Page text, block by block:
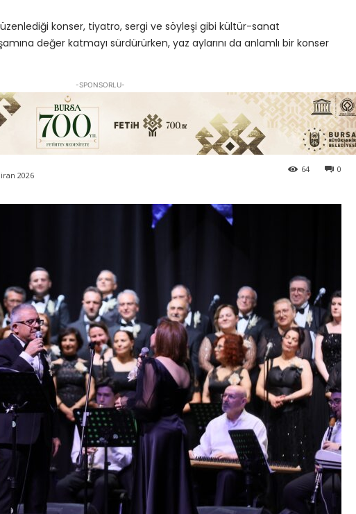
konser, tiyatro, sergi ve söyleşi gibi kültür-sanat
değer katmayı sürdürürken, yaz aylarını da anlamlı bir konser
-SPONSORLU-
2026
0
64